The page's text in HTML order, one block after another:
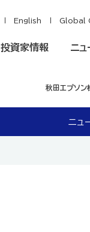
English Global
投資家情報 ニュ
秋田エプソン
ニュ